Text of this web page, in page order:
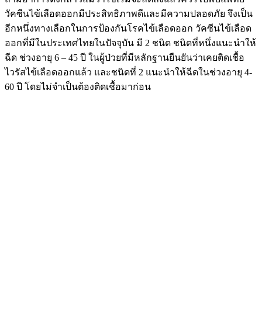
วัคซีนไข้เลือดออกมีประสิทธิภาพดีและมีความปลอดภัย จึงเป็น
อีกหนึ่งทางเลือกในการป้องกันโรคไข้เลือดออก วัคซีนไข้เลือด
ออกที่มีในประเทศไทยในปัจจุบัน มี 2 ชนิด ชนิดที่หนึ่งแนะนำให้
ฉีด ช่วงอายุ 6 – 45 ปี ในผู้ป่วยที่มีหลักฐานยืนยันว่าเคยติดเชื้อ
ไวรัสไข้เลือดออกแล้ว และชนิดที่ 2 แนะนำให้ฉีดในช่วงอายุ 4-
60 ปี โดยไม่จำเป็นต้องติดเชื้อมาก่อน